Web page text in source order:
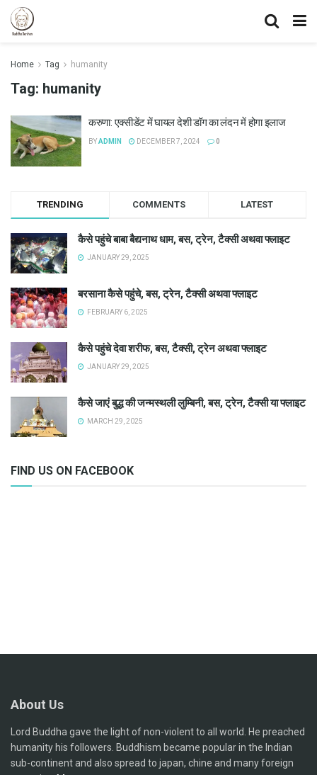
Home Tag humanity
Tag: humanity
करुणा: एक्सीडेंट में घायल देशी डॉग का लंदन में होगा इलाज
BYADMIN DECEMBER 7, 2024 0
TRENDING COMMENTS LATEST
कैसे पहुंचे बाबा बैद्यनाथ धाम, बस, ट्रेन, टैक्सी अथवा फ्लाइट
JANUARY 29, 2025
बरसाना कैसे पहुंचे, बस, ट्रेन, टैक्सी अथवा फ्लाइट
FEBRUARY 6, 2025
कैसे पहुंचे देवा शरीफ, बस, टैक्सी, ट्रेन अथवा फ्लाइट
JANUARY 29, 2025
कैसे जाएं बुद्ध की जन्मस्थली लुम्बिनी, बस, ट्रेन, टैक्सी या फ्लाइट
MARCH 29, 2025
FIND US ON FACEBOOK
About Us
Lord Buddha gave the light of non-violent to all world. He preached
humanity his followers. Buddhism became popular in the Indian
sub-continent and also spread to japan, chine and many foreign